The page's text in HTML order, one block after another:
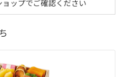
ョップでご確認ください